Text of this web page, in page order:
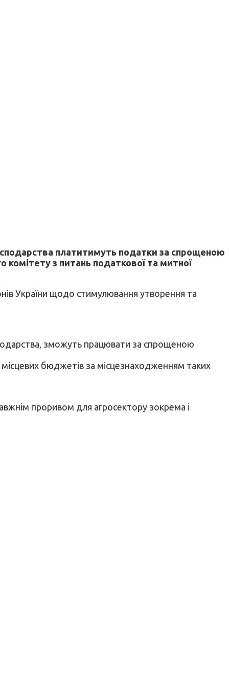
платитимуть податки за спрощеною
комітету з питань податкової та митної
України щодо стимулювання утворення та
зможуть працювати за спрощеною
бюджетів за місцезнаходженням таких
проривом для агросектору зокрема і